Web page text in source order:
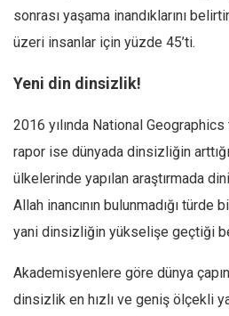
sonrası yaşama inandıklarını
üzeri insanlar için yüzde 45’ti.
Yeni din dinsizlik!
2016 yılında National Geographics
rapor ise dünyada dinsizliğin
ülkelerinde yapılan araştırmada
Allah inancının bulunmadığı türde
yani dinsizliğin yükselişe geçtiği
Akademisyenlere göre dünya
dinsizlik en hızlı ve geniş ölçekli